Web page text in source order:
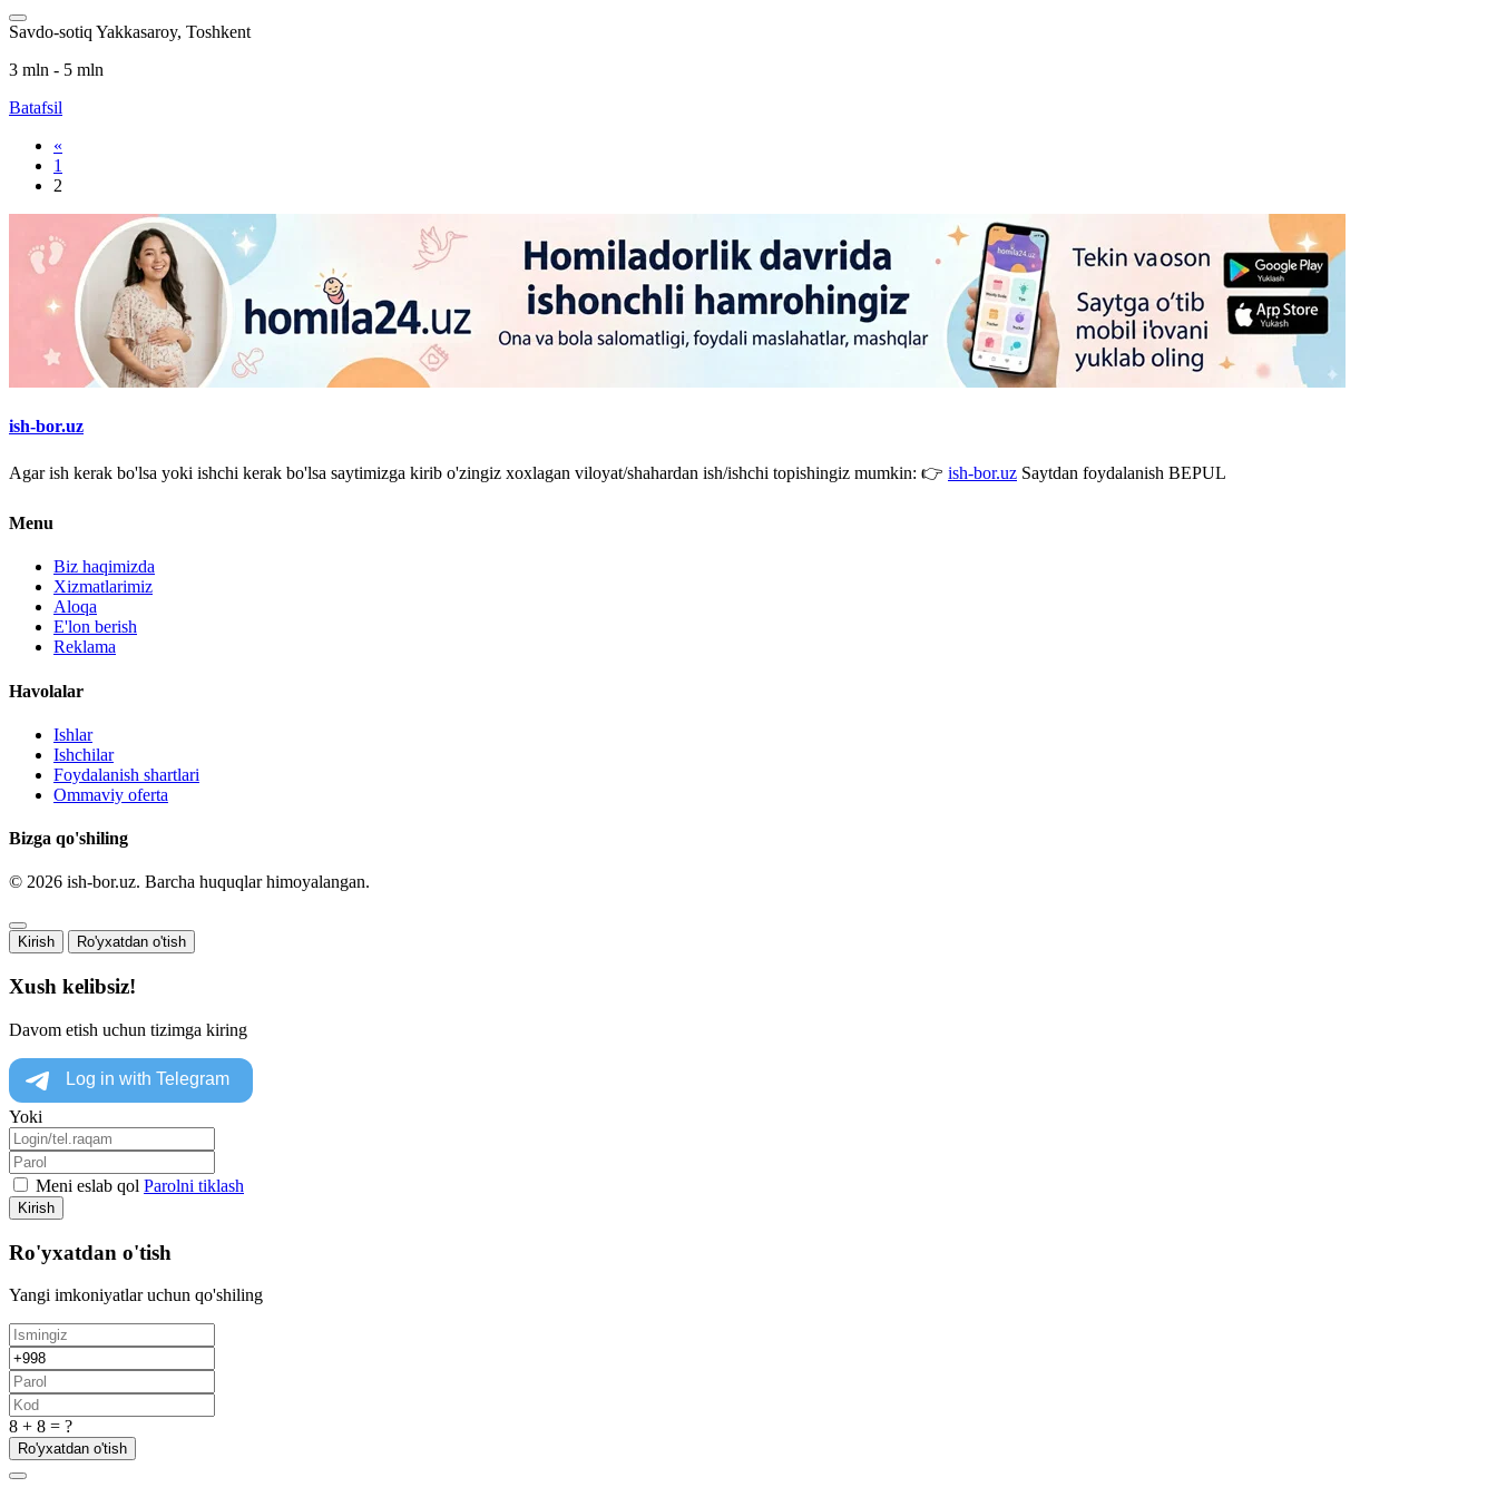
Savdo-sotiq Yakkasaroy, Toshkent
3 mln - 5 mln
Batafsil
«
1
2
ish-bor.uz
Agar ish kerak bo'lsa yoki ishchi kerak bo'lsa saytimizga kirib o'zingiz xoxlagan viloyat/shahardan ish/ishchi topishingiz mumkin: 👉 ish-bor.uz Saytdan foydalanish BEPUL
Menu
Biz haqimizda
Xizmatlarimiz
Aloqa
E'lon berish
Reklama
Havolalar
Ishlar
Ishchilar
Foydalanish shartlari
Ommaviy oferta
Bizga qo'shiling
© 2026 ish-bor.uz. Barcha huquqlar himoyalangan.
Kirish Ro'yxatdan o'tish
Xush kelibsiz!
Davom etish uchun tizimga kiring
Yoki
Meni eslab qol Parolni tiklash
Kirish
Ro'yxatdan o'tish
Yangi imkoniyatlar uchun qo'shiling
8 + 8 = ?
Ro'yxatdan o'tish